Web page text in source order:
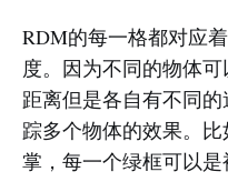
RDM的每一格都对应
度。因为不同的物体
距离但是各自有不同
踪多个物体的效果。
掌，每一个绿框可以是